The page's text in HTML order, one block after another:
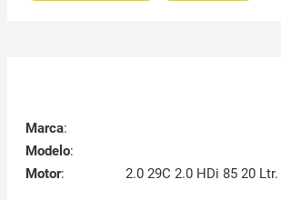
Marca:
Modelo:
Motor: 2.0 29C 2.0 HDi 85 20